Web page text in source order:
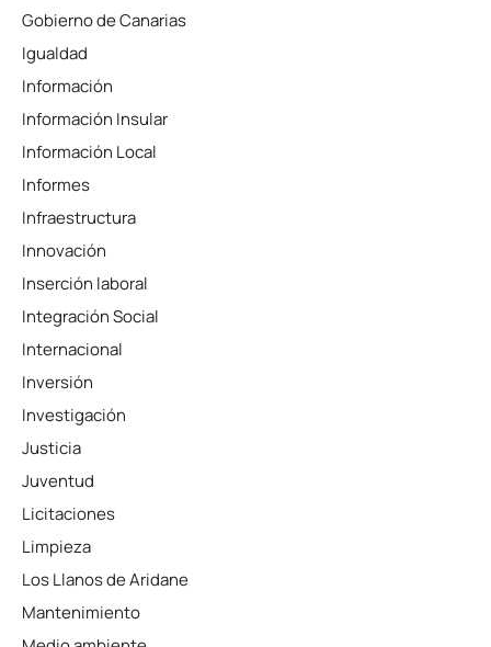
Gobierno de Canarias
Igualdad
Información
Información Insular
Información Local
Informes
Infraestructura
Innovación
Inserción laboral
Integración Social
Internacional
Inversión
Investigación
Justicia
Juventud
Licitaciones
Limpieza
Los Llanos de Aridane
Mantenimiento